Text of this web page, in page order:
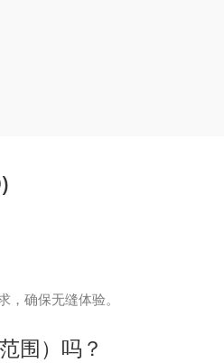
确保无缝体验。
围）吗？